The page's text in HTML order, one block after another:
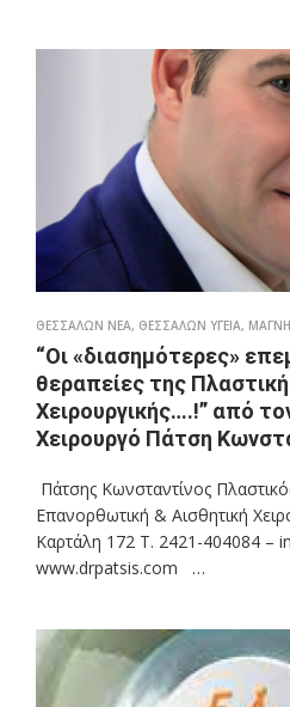
ΘΕΣΣΑΛΩΝ ΝΕΑ, ΘΕΣΣΑΛΩΝ ΥΓΕΙΑ,
“Οι «διασημότερες»
θεραπείες της
Χειρουργικής….!” από
Χειρουργό Πάτση
Πάτσης Κωνσταντίνος
Επανορθωτική & Αισθητική
Καρτάλη 172 Τ. 2421-404084 –
www.drpatsis.com …